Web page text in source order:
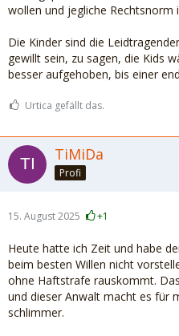
wollen und jegliche Rechtsnorm
Die Kinder sind die
gewillt sein, zu sagen, die Kids
besser aufgehoben, bis einer
Urtica gefällt das.
TiMiDa
Profi
15. August 2025 +1
Heute hatte ich Zeit und habe
beim besten Willen nicht
ohne Haftstrafe rauskommt.
und dieser Anwalt macht es für
schlimmer.